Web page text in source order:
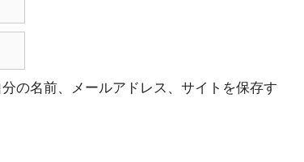
の名前、メールアドレス、サイトを保存す